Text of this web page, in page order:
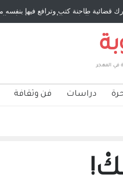
قضائية طاحنة كتب وترافع فيها بنفسه
يقهر الحكومة الأمريكية ، فأعطوه
في المهجر
دراسات فن وثقافة